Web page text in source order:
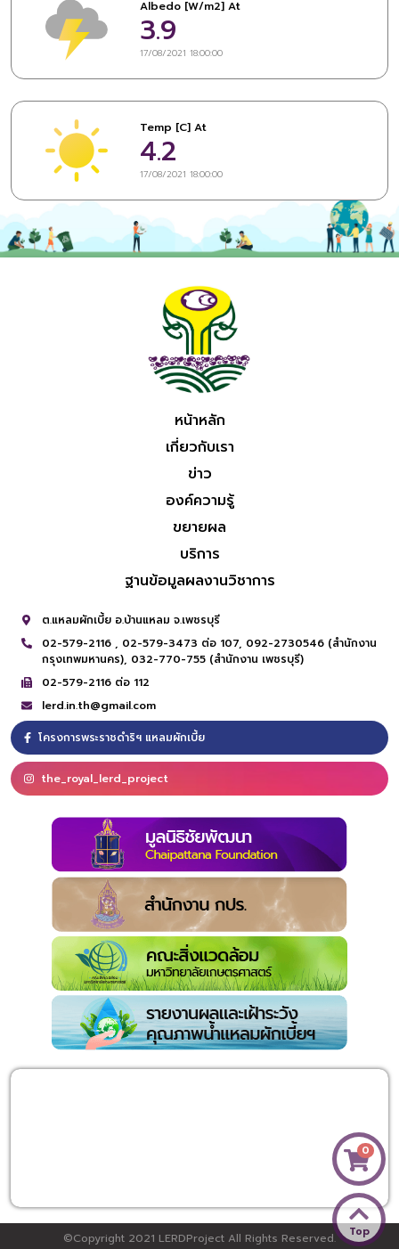
Albedo [W/m2] At
3.9
17/08/2021 18:00:00
Temp [C] At
4.2
17/08/2021 18:00:00
0
Top
หน้าหลัก
เกี่ยวกับเรา
ข่าว
องค์ความรู้
ขยายผล
บริการ
ฐานข้อมูลผลงานวิชาการ
ต.แหลมผักเบี้ย อ.บ้านแหลม จ.เพชรบุรี
02-579-2116 , 02-579-3473 ต่อ 107, 092-2730546 (สำนักงาน
กรุงเทพมหานคร), 032-770-755 (สำนักงาน เพชรบุรี)
02-579-2116 ต่อ 112
lerd.in.th@gmail.com
โครงการพระราชดำริฯ แหลมผักเบี้ย
the_royal_lerd_project
©Copyright 2021 LERDProject All Rights Reserved.